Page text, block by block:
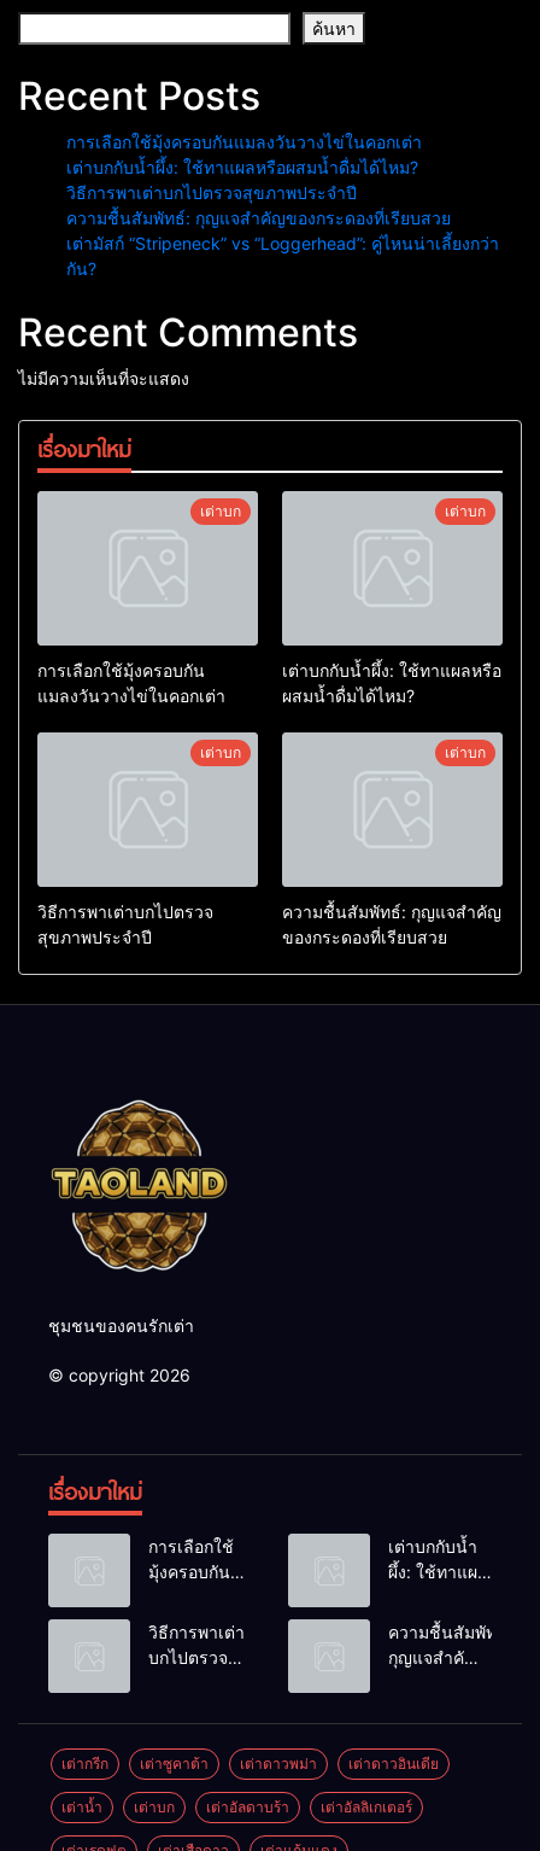
ค้นหา
Recent Posts
การเลือกใช้มุ้งครอบกันแมลงวันวางไข่ในคอกเต่า
เต่าบกกับน้ำผึ้ง: ใช้ทาแผลหรือผสมน้ำดื่มได้ไหม?
วิธีการพาเต่าบกไปตรวจสุขภาพประจำปี
ความชื้นสัมพัทธ์: กุญแจสำคัญของกระดองที่เรียบสวย
เต่ามัสก์ “Stripeneck” vs “Loggerhead”: คู่ไหนน่าเลี้ยงกว่า
กัน?
Recent Comments
ไม่มีความเห็นที่จะแสดง
เรื่องมาใหม่
เต่าบก
การเลือกใช้มุ้งครอบกัน
แมลงวันวางไข่ในคอกเต่า
เต่าบก
เต่าบกกับน้ำผึ้ง: ใช้ทาแผลหรือ
ผสมน้ำดื่มได้ไหม?
เต่าบก
วิธีการพาเต่าบกไปตรวจ
สุขภาพประจำปี
เต่าบก
ความชื้นสัมพัทธ์: กุญแจสำคัญ
ของกระดองที่เรียบสวย
ชุมชนของคนรักเต่า
© copyright 2026
เรื่องมาใหม่
การเลือกใช้
มุ้งครอบกัน
วางไข่ในคอก
เต่า
เต่าบกกับน้ำ
ผึ้ง: ใช้ทาแผล
ดื่มได้ไหม?
วิธีการพาเต่า
บกไปตรวจ
ความชื้นสัมพัทธ์:
กุญแจสำคัญ
เต่ากรีก เต่าซูคาต้า เต่าดาวพม่า เต่าดาวอินเดีย
เต่าน้ำ เต่าบก เต่าอัลดาบร้า เต่าอัลลิเกเตอร์